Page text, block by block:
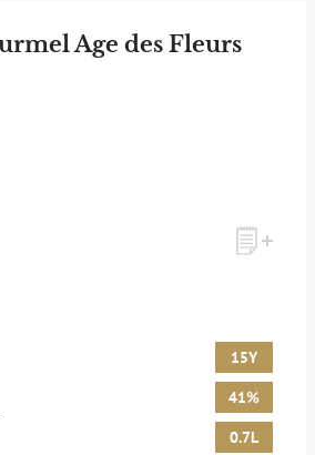
Age des Fleurs
15Y
41%
0.7L